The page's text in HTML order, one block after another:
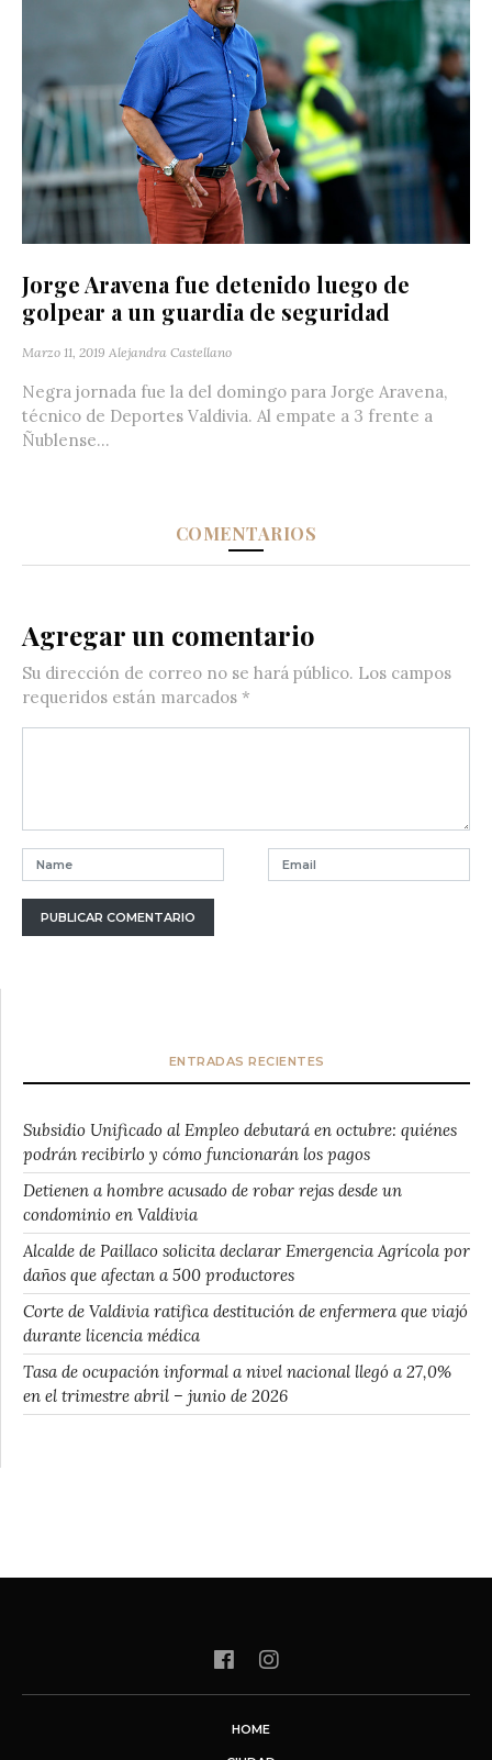
Jorge Aravena fue detenido luego de
golpear a un guardia de seguridad
Marzo 11, 2019 Alejandra Castellano
Negra jornada fue la del domingo para Jorge Aravena,
técnico de Deportes Valdivia. Al empate a 3 frente a
Ñublense...
COMENTARIOS
Agregar un comentario
Su dirección de correo no se hará público. Los campos
requeridos están marcados *
ENTRADAS RECIENTES
Subsidio Unificado al Empleo debutará en octubre: quiénes
podrán recibirlo y cómo funcionarán los pagos
Detienen a hombre acusado de robar rejas desde un
condominio en Valdivia
Alcalde de Paillaco solicita declarar Emergencia Agrícola por
daños que afectan a 500 productores
Corte de Valdivia ratifica destitución de enfermera que viajó
durante licencia médica
Tasa de ocupación informal a nivel nacional llegó a 27,0%
en el trimestre abril – junio de 2026
HOME